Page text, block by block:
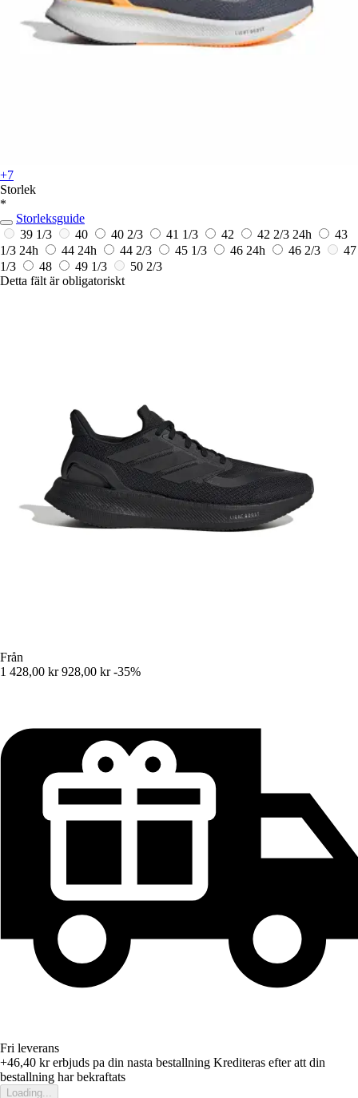
+7
Storlek
*
Storleksguide
39 1/3
40 40 2/3 41 1/3 42 42 2/3 24h
43
1/3 24h 44 24h 44 2/3 45 1/3 46 24h 46 2/3
47
1/3
48 49 1/3
50 2/3
Detta fält är obligatoriskt
Från
1 428,00 kr 928,00 kr -35%
Fri leverans
+46,40 krerbjuds pa din nasta bestallning Krediteras efter att din
bestallning har bekraftats
Loading...